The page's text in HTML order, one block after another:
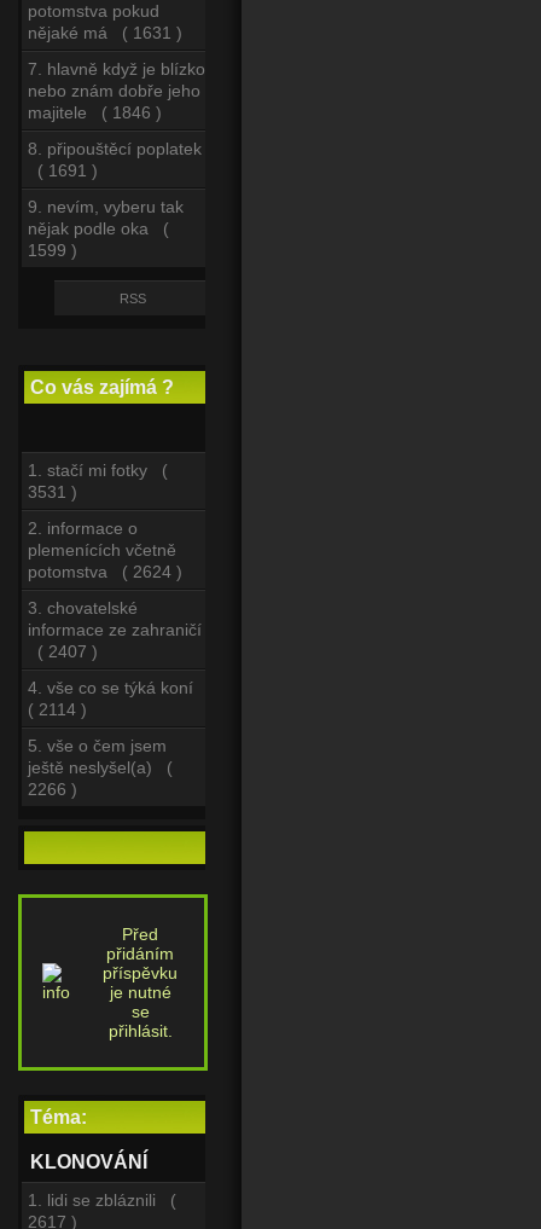
potomstva pokud
nějaké má ( 1631 )
7. hlavně když je blízko
nebo znám dobře jeho
majitele ( 1846 )
8. připouštěcí poplatek
( 1691 )
9. nevím, vyberu tak
nějak podle oka (
1599 )
RSS
Co vás zajímá ?
1. stačí mi fotky (
3531 )
2. informace o
plemenících včetně
potomstva ( 2624 )
3. chovatelské
informace ze zahraničí
( 2407 )
4. vše co se týká koní
( 2114 )
5. vše o čem jsem
ještě neslyšel(a) (
2266 )
Před
přidáním
příspěvku
je nutné
se
přihlásit.
Téma:
KLONOVÁNÍ
1. lidi se zbláznili (
2617 )